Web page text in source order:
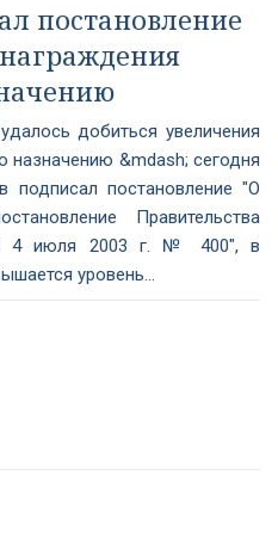
постановление
добиться увеличения
назначению &mdash; сегодня
подписал постановление "О
Правительства
4 июля 2003 г. № 400", в
уровень...